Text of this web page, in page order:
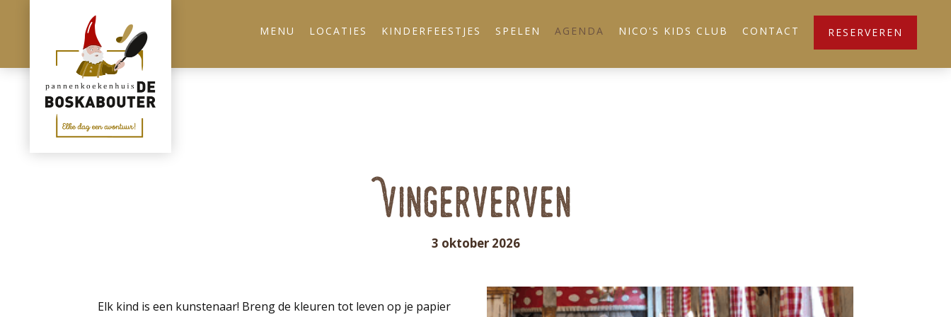
MENU LOCATIES KINDERFEESTJES SPELEN AGENDA NICO'S KIDS CLUB CONTACT RESERVEREN
Vingerverven
3 oktober 2026
Elk kind is een kunstenaar! Breng de kleuren tot leven op je papier